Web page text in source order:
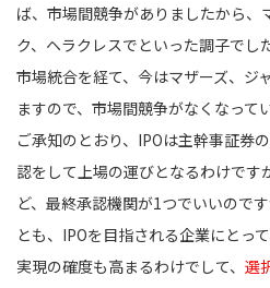
ば、市場間競争がありましたから、
ク、ヘラクレスでといった調子でし
市場統合を経て、今はマザーズ、ジ
ますので、市場間競争がなくなって
ご承知のとおり、IPOは主幹事証券
認をして上場の運びとなるわけです
ど、最終承認機関が1つでいいので
とも、IPOを目指される企業にとっ
実現の確度も高まるわけでして、 選